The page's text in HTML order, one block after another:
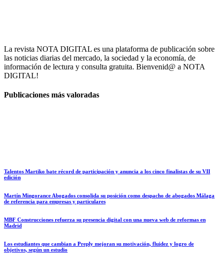
La revista NOTA DIGITAL es una plataforma de publicación sobre
las noticias diarias del mercado, la sociedad y la economía, de
información de lectura y consulta gratuita. Bienvenid@ a NOTA
DIGITAL!
Publicaciones más valoradas
Talentos Martiko bate récord de participación y anuncia a los cinco finalistas de su VII
edición
Martín Mingorance Abogados consolida su posición como despacho de abogados Málaga
de referencia para empresas y particulares
MBF Construcciones refuerza su presencia digital con una nueva web de reformas en
Madrid
Los estudiantes que cambian a Preply mejoran su motivación, fluidez y logro de
objetivos, según un estudio